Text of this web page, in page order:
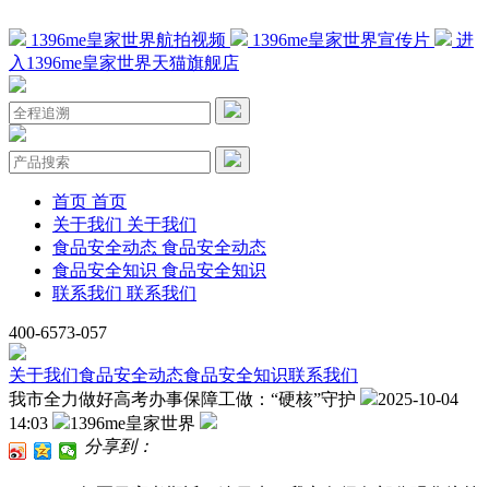
1396me皇家世界航拍视频 1396me皇家世界宣传片
进
入1396me皇家世界天猫旗舰店
首页 首页
关于我们 关于我们
食品安全动态 食品安全动态
食品安全知识 食品安全知识
联系我们 联系我们
400-6573-057
关于我们食品安全动态食品安全知识联系我们
我市全力做好高考办事保障工做：“硬核”守护
2025-10-04
14:03
1396me皇家世界
分享到：